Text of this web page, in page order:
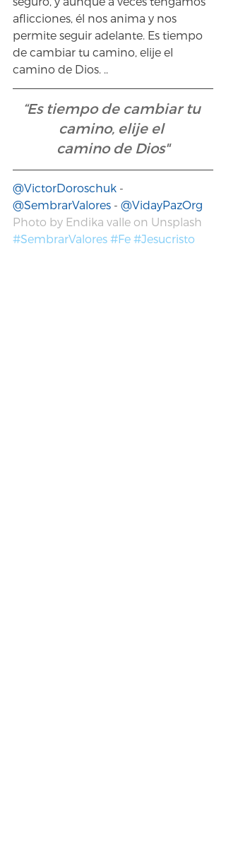
aflicciones, él nos anima y nos
permite seguir adelante. Es tiempo
de cambiar tu camino, elije el
camino de Dios. ..
“Es tiempo de cambiar tu
camino, elije el
camino de Dios"
@VictorDoroschuk -
@SembrarValores - @VidayPazOrg
Photo by Endika valle on Unsplash
#SembrarValores #Fe #Jesucristo